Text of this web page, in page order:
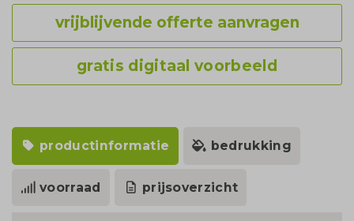
vrijblijvende offerte aanvragen
gratis digitaal voorbeeld
productinformatie bedrukking
voorraad prijsoverzicht